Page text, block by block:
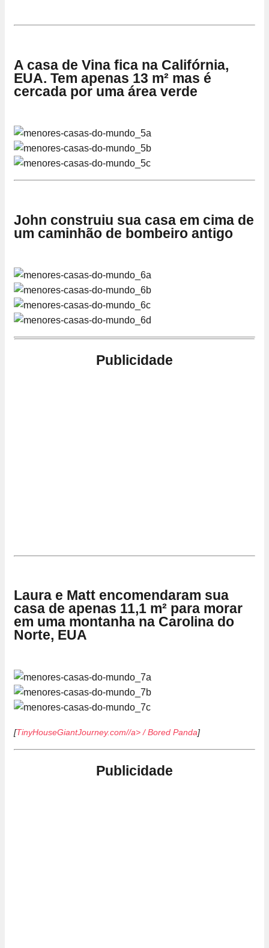
A casa de Vina fica na Califórnia,
EUA. Tem apenas 13 m² mas é
cercada por uma área verde
John construiu sua casa em cima de
um caminhão de bombeiro antigo
Publicidade
Laura e Matt encomendaram sua
casa de apenas 11,1 m² para morar
em uma montanha na Carolina do
Norte, EUA
[TinyHouseGiantJourney.com//a> /Bored Panda]
Publicidade